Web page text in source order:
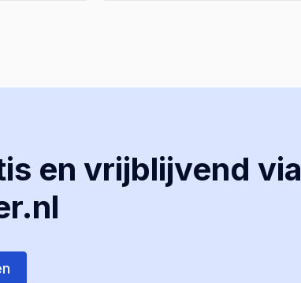
en vrijblijvend via